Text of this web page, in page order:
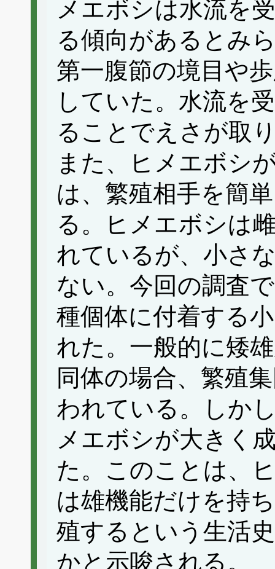
メエボシは水流を
る傾向があるとみ
第一腹節の境目や
していた。水流を
ることでえさが取
また、ヒメエボシ
は、繁殖相手を簡
る。ヒメエボシは
れているが、小さ
ない。今回の調査
種個体に付着する
れた。一般的に矮
同体の場合、繁殖
われている。しか
メエボシが大きく
た。このことは、
は雄機能だけを持
殖するという生活
かと示唆される。